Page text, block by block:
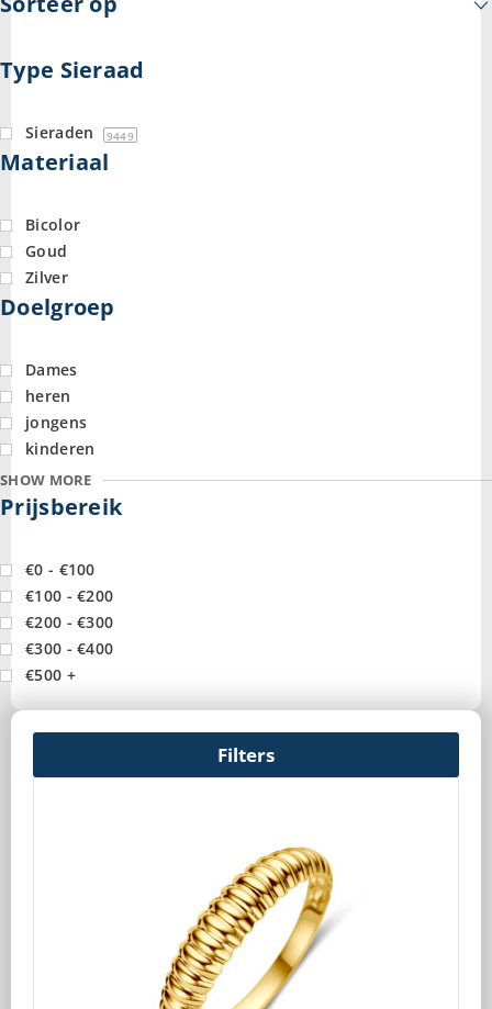
Type Sieraad
Sieraden 9449
Materiaal
Bicolor
Goud
Zilver
Doelgroep
Dames
heren
jongens
kinderen
SHOW MORE
Prijsbereik
€0 - €100
€100 - €200
€200 - €300
€300 - €400
€500 +
Filters